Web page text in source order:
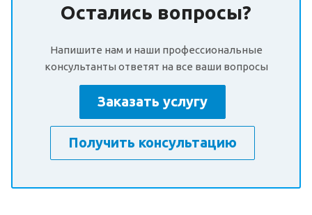
Остались вопросы?
Напишите нам и наши профессиональные
консультанты ответят на все ваши вопросы
Заказать услугу
Получить консультацию